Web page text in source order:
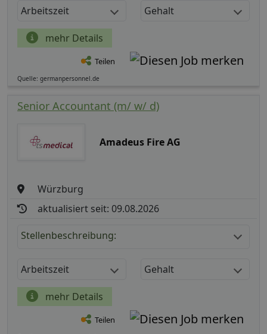
Arbeitszeit Gehalt
mehr Details
Teilen
Quelle: germanpersonnel.de
Senior Accountant (m/ w/ d)
Amadeus Fire AG
Würzburg
aktualisiert seit: 09.08.2026
Stellenbeschreibung:
Arbeitszeit Gehalt
mehr Details
Teilen